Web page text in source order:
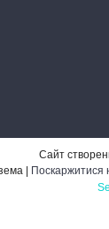
Сайт
Поскаржитися